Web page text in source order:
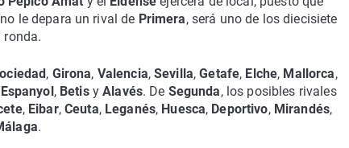
le depara un rival de Primera, será uno de los diecisiete
ronda.
, Girona, Valencia,Sevilla,Getafe, Elche, Mallorca,
Espanyol , Betis yAlavés. De Segunda, los posibles rivales
, Eibar, Ceuta, Leganés, Huesca, Deportivo, Mirandés,
.